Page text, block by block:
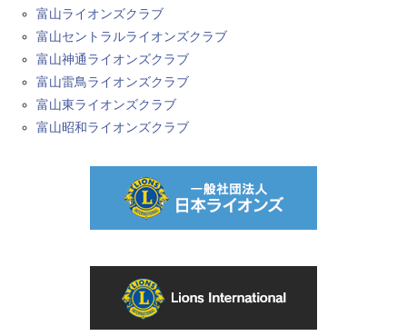
富山ライオンズクラブ
富山セントラルライオンズクラブ
富山神通ライオンズクラブ
富山雷鳥ライオンズクラブ
富山東ライオンズクラブ
富山昭和ライオンズクラブ